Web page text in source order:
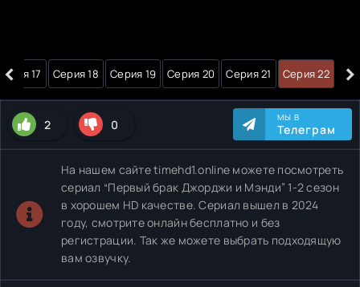
‹ 17 Серия 18 Серия 19 Серия 20 Серия 21 Серия 22 ›
2 0 МЫ В
Телеграм
На нашем сайте timehd1.online можете посмотреть
сериал “Первый брак Джорджи и Мэнди” 1-2 сезон
в хорошем HD качестве. Сериал вышел в 2024
году, смотрите онлайн бесплатно и без
регистрации. Так же можете выбрать подходящую
вам озвучку.